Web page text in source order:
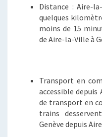
Distance : Aire-
quelques
moins de 15
de Aire-la-Ville à
Transport en
accessible depuis
de transport en
trains
Genève depuis